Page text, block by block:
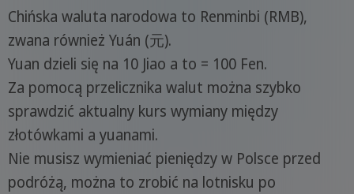
Chińska waluta narodowa to Renminbi (RMB),
zwana również Yuán (元).
Yuan dzieli się na 10 Jiao a to = 100 Fen.
Za pomocą przelicznika walut można szybko
sprawdzić aktualny kurs wymiany między
złotówkami a yuanami.
Nie musisz wymieniać pieniędzy w Polsce przed
podróżą, można to zrobić na lotnisku po